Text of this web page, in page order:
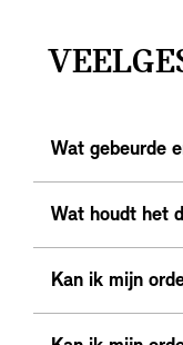
Wat gebeurde
Wat houdt het
Kan ik mijn